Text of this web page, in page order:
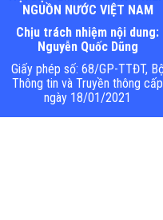
NGUỒN NƯỚC VIỆT NAM
Chịu trách nhiệm nội dung:
Nguyễn Quốc Dũng
Giấy phép số: 68/GP-TTĐT,
Thông tin và Truyền thông cấp
ngày 18/01/2021